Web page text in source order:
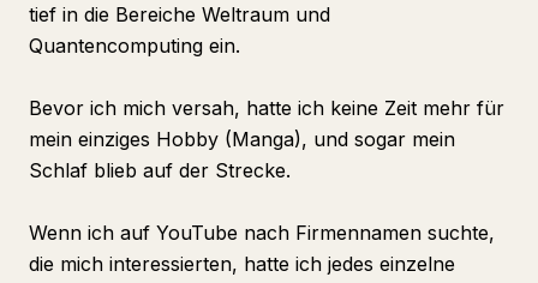
tief in die Bereiche Weltraum und
Quantencomputing ein.
Bevor ich mich versah, hatte ich keine Zeit mehr für
mein einziges Hobby (Manga), und sogar mein
Schlaf blieb auf der Strecke.
Wenn ich auf YouTube nach Firmennamen suchte,
die mich interessierten, hatte ich jedes einzelne